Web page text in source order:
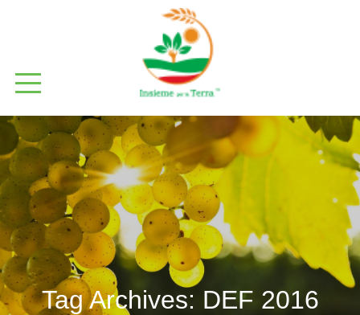
Tag Archives: DEF 2016